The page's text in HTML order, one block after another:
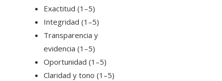
Exactitud (1–5)
Integridad (1–5)
Transparencia y
evidencia (1–5)
Oportunidad (1–5)
Claridad y tono (1–5)